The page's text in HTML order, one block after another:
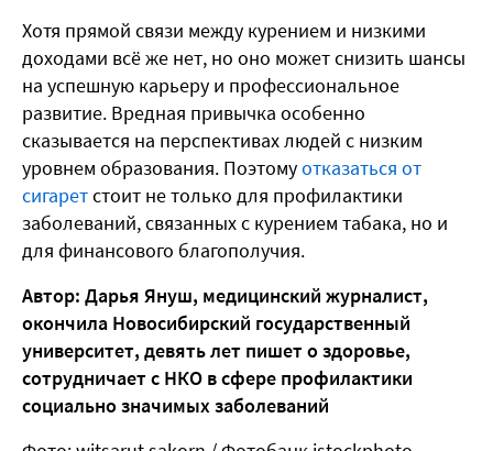
Хотя прямой связи между курением и низкими
доходами всё же нет, но оно может снизить шансы
на успешную карьеру и профессиональное
развитие. Вредная привычка особенно
сказывается на перспективах людей с низким
уровнем образования. Поэтомуотказаться от
сигаретстоит не только для профилактики
заболеваний, связанных с курением табака, но и
для финансового благополучия.
Автор: Дарья Януш, медицинский журналист,
окончила Новосибирский государственный
университет, девять лет пишет о здоровье,
сотрудничает с НКО в сфере профилактики
социально значимых заболеваний